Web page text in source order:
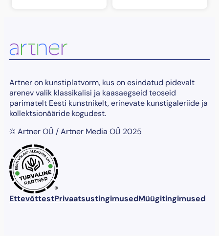
Artner on kunstiplatvorm, kus on esindatud pidevalt
arenev valik klassikalisi ja kaasaegseid teoseid
parimatelt Eesti kunstnikelt, erinevate kunstigaleriide ja
kollektsionääride kogudest.
© Artner OÜ / Artner Media OÜ 2025
®
EttevõttestPrivaatsustingimusedMüügitingimused